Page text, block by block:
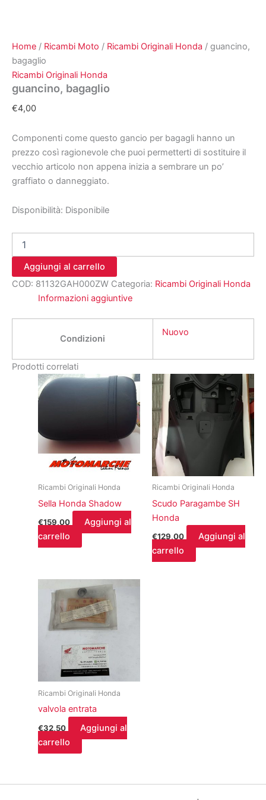
Home / Ricambi Moto / Ricambi Originali Honda / guancino,
bagaglio
Ricambi Originali Honda
guancino, bagaglio
€4,00
Componenti come questo gancio per bagagli hanno un
prezzo così ragionevole che puoi permetterti di sostituire il
vecchio articolo non appena inizia a sembrare un po’
graffiato o danneggiato.
Disponibilità: Disponibile
bagaglio
quantità
Aggiungi al carrello
COD: 81132GAH000ZW Categoria: Ricambi Originali Honda
Informazioni aggiuntive
Condizioni
Nuovo
Prodotti correlati
Ricambi Originali Honda
Sella Honda Shadow
€159,00
Aggiungi al
carrello
Ricambi Originali Honda
Scudo Paragambe SH
Honda
€129,00
Aggiungi al
carrello
Ricambi Originali Honda
valvola entrata
€32,50
Aggiungi al
carrello